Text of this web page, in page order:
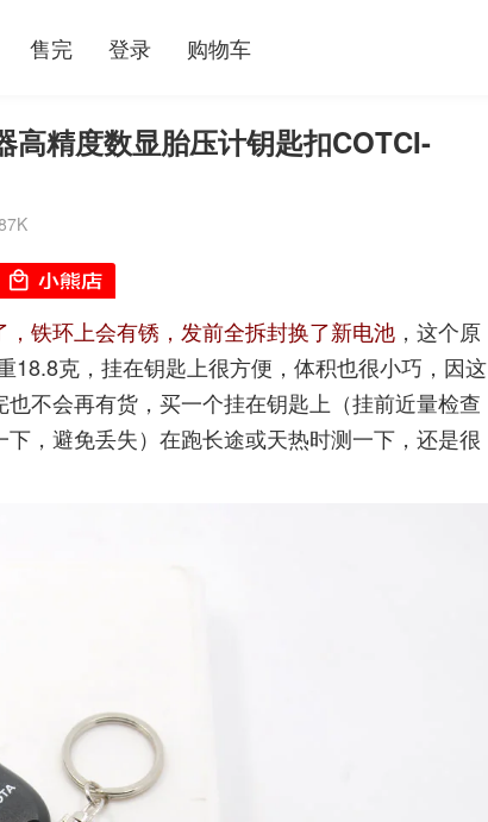
售完 登录 购物车
高精度数显胎压计钥匙扣COTCI-
铁环上会有锈，发前全拆封换了新电池 ，这个原
18.8克，挂在钥匙上很方便，体积也很小巧，因这
不会再有货，买一个挂在钥匙上（挂前近量检查
，避免丢失）在跑长途或天热时测一下，还是很